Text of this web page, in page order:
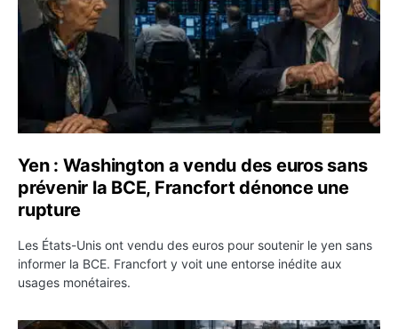
Yen : Washington a vendu des euros sans
prévenir la BCE, Francfort dénonce une
rupture
Les États-Unis ont vendu des euros pour soutenir le yen sans
informer la BCE. Francfort y voit une entorse inédite aux
usages monétaires.